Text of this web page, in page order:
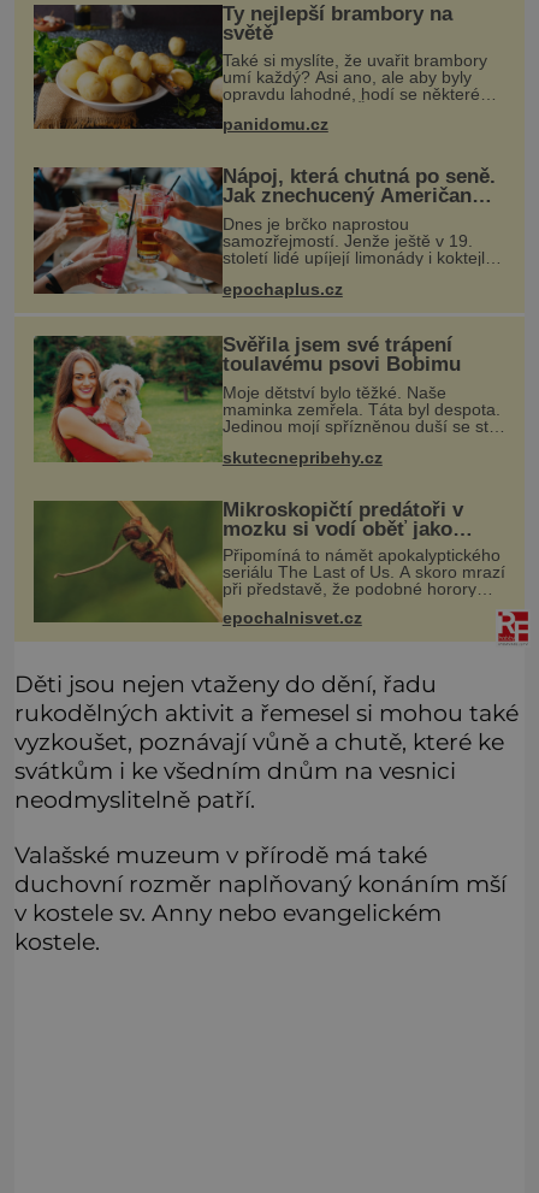
Ty nejlepší brambory na
světě
Také si myslíte, že uvařit brambory
umí každý? Asi ano, ale aby byly
opravdu lahodné, hodí se některé
varné typy od A, tedy na saláty, po D
panidomu.cz
Nápoj, která chutná po seně.
Jak znechucený Američan
vymyslel brčko
Dnes je brčko naprostou
samozřejmostí. Jenže ještě v 19.
století lidé upíjejí limonády i koktejly
Fungují sice dobře, mají ale jednu
epochaplus.cz
Svěřila jsem své trápení
toulavému psovi Bobimu
Moje dětství bylo těžké. Naše
maminka zemřela. Táta byl despota.
Jedinou mojí spřízněnou duší se stal
dítě měla peklo. Maminka zemřela,
skutecnepribehy.cz
Mikroskopičtí predátoři v
mozku si vodí oběť jako
loutku
Připomíná to námět apokalyptického
seriálu The Last of Us. A skoro mrazí
při představě, že podobné horory
probíhají v přírodě běžně – s tím
rozdílem, že nejde pouze o infekce
parazitickou houbou a že
epochalnisvet.cz
Děti jsou nejen vtaženy do dění, řadu
rukodělných aktivit a řemesel si mohou také
vyzkoušet, poznávají vůně a chutě, které ke
svátkům i ke všedním dnům na vesnici
neodmyslitelně patří.
Valašské muzeum v přírodě má také
duchovní rozměr naplňovaný konáním mší
v kostele sv. Anny nebo evangelickém
kostele.